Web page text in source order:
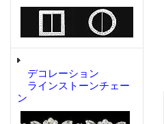
デコレーション
ラインストーンチェー
ン